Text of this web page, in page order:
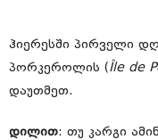
ჰიერესში პირველი
პორკეროლის ( Île de
დაუთმეთ.
დილით: თუ კარგი